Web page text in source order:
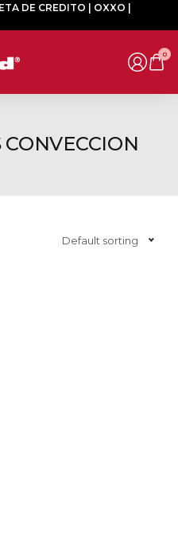
DE CREDITO | OXXO |
0
Default sorting